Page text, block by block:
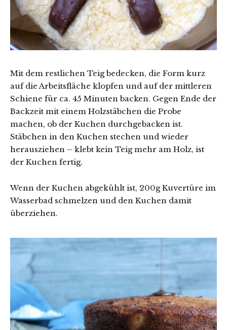
Mit dem restlichen Teig bedecken, die Form kurz
auf die Arbeitsfläche klopfen und auf der mittleren
Schiene für ca. 45 Minuten backen. Gegen Ende der
Backzeit mit einem Holzstäbchen die Probe
machen, ob der Kuchen durchgebacken ist.
Stäbchen in den Kuchen stechen und wieder
herausziehen – klebt kein Teig mehr am Holz, ist
der Kuchen fertig.
Wenn der Kuchen abgekühlt ist, 200g Kuvertüre im
Wasserbad schmelzen und den Kuchen damit
überziehen.